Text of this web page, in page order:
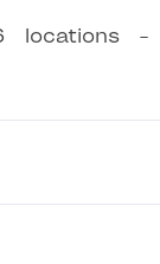
locations